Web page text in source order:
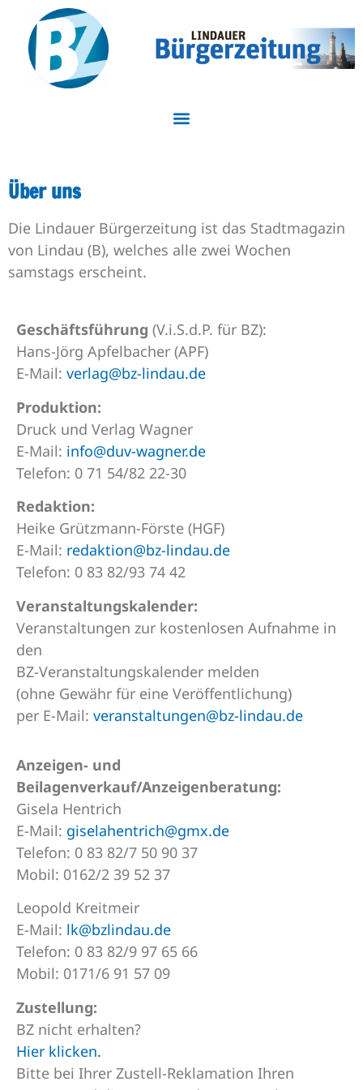
Über uns
Die Lindauer Bürgerzeitung ist das Stadtmagazin
von Lindau (B), welches alle zwei Wochen
samstags erscheint.
Geschäftsführung (V.i.S.d.P. für BZ):
Hans-Jörg Apfelbacher (APF)
E-Mail: verlag@bz-lindau.de
Produktion:
Druck und Verlag Wagner
E-Mail: info@duv-wagner.de
Telefon: 0 71 54/82 22-30
Redaktion:
Heike Grützmann-Förste (HGF)
E-Mail: redaktion@bz-lindau.de
Telefon: 0 83 82/93 74 42
Veranstaltungskalender:
Veranstaltungen zur kostenlosen Aufnahme in
den
BZ-Veranstaltungskalender melden
(ohne Gewähr für eine Veröffentlichung)
per E-Mail: veranstaltungen@bz-lindau.de
Anzeigen- und
Beilagenverkauf/Anzeigenberatung:
Gisela Hentrich
E-Mail: giselahentrich@gmx.de
Telefon: 0 83 82/7 50 90 37
Mobil: 0162/2 39 52 37
Leopold Kreitmeir
E-Mail: lk@bzlindau.de
Telefon: 0 83 82/9 97 65 66
Mobil: 0171/6 91 57 09
Zustellung:
BZ nicht erhalten?
Hier klicken.
Bitte bei Ihrer Zustell-Reklamation Ihren